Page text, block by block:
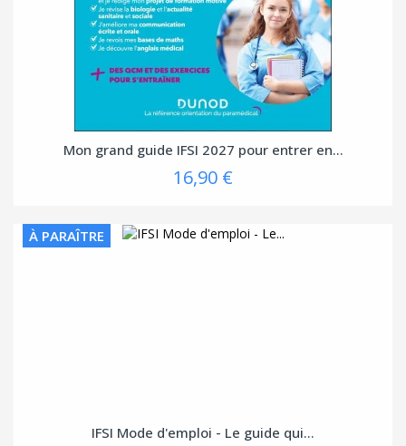
Mon grand guide IFSI 2027 pour entrer en...
16,90 €
À PARAÎTRE
IFSI Mode d'emploi - Le guide qui...